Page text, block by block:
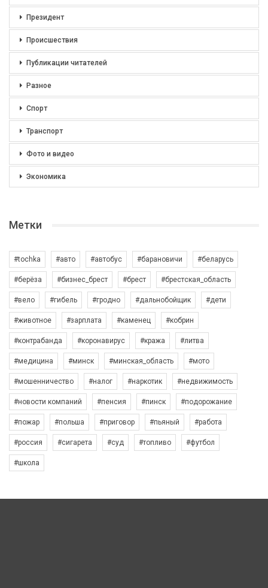
Президент
Происшествия
Публикации читателей
Разное
Спорт
Транспорт
Фото и видео
Экономика
Метки
#tochka #авто #автобус #барановичи #беларусь
#берёза #бизнес_брест #брест #брестская_область
#вело #гибель #гродно #дальнобойщик #дети
#животное #зарплата #каменец #кобрин
#контрабанда #коронавирус #кража #литва
#медицина #минск #минская_область #мото
#мошенничество #налог #наркотик #недвижимость
#новости компаний #пенсия #пинск #подорожание
#пожар #польша #приговор #пьяный #работа
#россия #сигарета #суд #топливо #футбол
#школа